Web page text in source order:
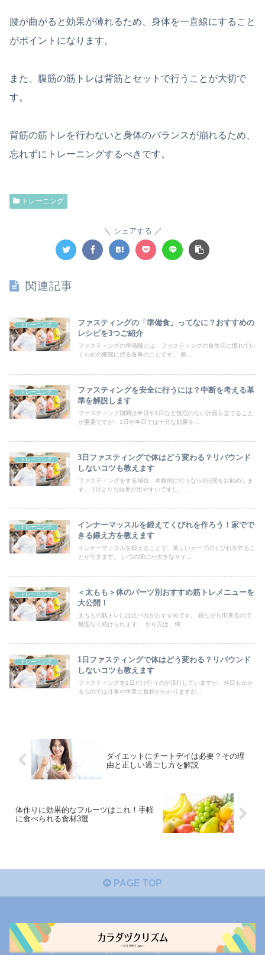
腰が曲がると効果が薄れるため、身体を一直線にすること
がポイントになります。
また、腹筋の筋トレは背筋とセットで行うことが大切で
す。
背筋の筋トレを行わないと身体のバランスが崩れるため、
忘れずにトレーニングするべきです。
トレーニング
シェアする
関連記事
トレーニング
ファスティングの「準備食」ってなに？おすすめの
レシピを3つご紹介
ファスティングの準備職とは、ファスティングの食生活に慣れてい
くための期間に摂る食事のことです。 基...
トレーニング
ファスティングを安全に行うには？中断を考える基
準を解説します
ファスティング期間は半日や1日など無理のない計画を立てること
が重要ですが、1日や半日では十分な効果を...
トレーニング
3日ファスティングで体はどう変わる？リバウンド
しないコツも教えます
ファスティングをする場合、本格的に行うなら3日間をお勧めしま
す。 1日よりも結果が出やすいですし、...
トレーニング
インナーマッスルを鍛えてくびれを作ろう！家でで
きる鍛え方を教えます
インナーマッスルを鍛えることで、美しいカーブのくびれを作るこ
とができます。 いつの間にか大きなサイ...
トレーニング
＜太もも＞体のパーツ別おすすめ筋トレメニューを
大公開！
太ももの筋トレには足パカがおすすめです。 寝ながら出来るので
無理なく続けられます。 やり方は、仰...
トレーニング
1日ファスティングで体はどう変わる？リバウンド
しないコツも教えます
ファスティングを1日だけ行うのが流行していますが、何日もかか
るものでは仕事や学業に負担がかかりますが...
ダイエットにチートデイは必要？その理
由と正しい過ごし方を解説
体作りに効果的なフルーツはこれ！手軽
に食べられる食材3選
PAGE TOP